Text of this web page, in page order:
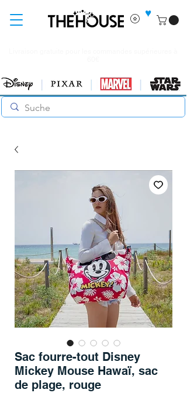
♥
Sac fourre-tout Disney
Mickey Mouse Hawaï, sac
de plage, rouge